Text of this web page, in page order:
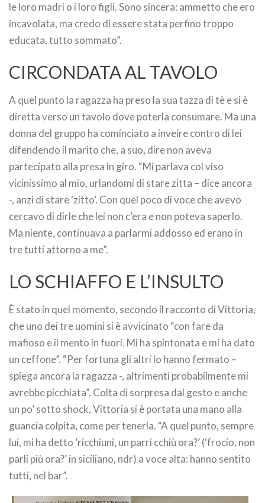
le loro madri o i loro figli. Sono sincera: ammetto che ero
incavolata, ma credo di essere stata perfino troppo
educata, tutto sommato”.
CIRCONDATA AL TAVOLO
A quel punto la ragazza ha preso la sua tazza di tè e si è
diretta verso un tavolo dove poterla consumare. Ma una
donna del gruppo ha cominciato a inveire contro di lei
difendendo il marito che, a suo, dire non aveva
partecipato alla presa in giro. “Mi parlava col viso
vicinissimo al mio, urlandomi di stare zitta – dice ancora
-, anzi di stare ‘zitto’. Con quel poco di voce che avevo
cercavo di dirle che lei non c’era e non poteva saperlo.
Ma niente, continuava a parlarmi addosso ed erano in
tre tutti attorno a me”.
LO SCHIAFFO E L’INSULTO
È stato in quel momento, secondo il racconto di Vittoria,
che uno dei tre uomini si è avvicinato “con fare da
mafioso e il mento in fuori. Mi ha spintonata e mi ha dato
un ceffone”. “Per fortuna gli altri lo hanno fermato –
spiega ancora la ragazza -, altrimenti probabilmente mi
avrebbe picchiata”. Colta di sorpresa dal gesto e anche
un po’ sotto shock, Vittoria si è portata una mano alla
guancia colpita, come per tenerla. “A quel punto, sempre
lui, mi ha detto ‘ricchiuni, un parri cchiù ora?’ (‘frocio, non
parli più ora?’ in siciliano, ndr) a voce alta: hanno sentito
tutti, nel bar”.